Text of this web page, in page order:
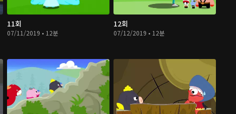
11회
07/11/2019 • 12분
12회
07/12/2019 • 12분